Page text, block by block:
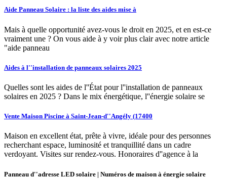
Aide Panneau Solaire : la liste des aides mise à
Mais à quelle opportunité avez-vous le droit en 2025, et en est-ce
vraiment une ? On vous aide à y voir plus clair avec notre article
"aide panneau
Aides à l''installation de panneaux solaires 2025
Quelles sont les aides de l''État pour l''installation de panneaux
solaires en 2025 ? Dans le mix énergétique, l''énergie solaire se
Vente Maison Piscine à Saint-Jean-d''Angély (17400
Maison en excellent état, prête à vivre, idéale pour des personnes
recherchant espace, luminosité et tranquillité dans un cadre
verdoyant. Visites sur rendez‑vous. Honoraires d''agence à la
Panneau d''adresse LED solaire | Numéros de maison à énergie solaire